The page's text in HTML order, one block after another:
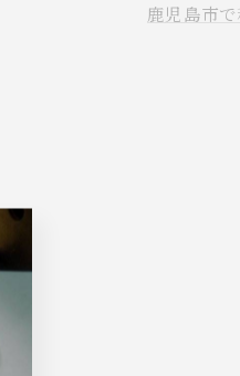
鹿児島市